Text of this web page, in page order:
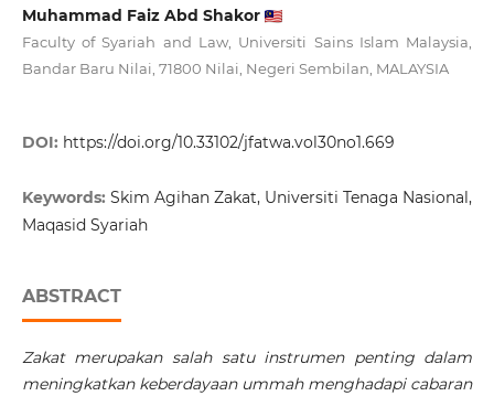
Muhammad Faiz Abd Shakor
Faculty of Syariah and Law, Universiti Sains Islam Malaysia,
Bandar Baru Nilai, 71800 Nilai, Negeri Sembilan, MALAYSIA
DOI: https://doi.org/10.33102/jfatwa.vol30no1.669
Keywords: Skim Agihan Zakat, Universiti Tenaga Nasional,
Maqasid Syariah
ABSTRACT
Zakat merupakan salah satu instrumen penting dalam
meningkatkan keberdayaan ummah menghadapi cabaran